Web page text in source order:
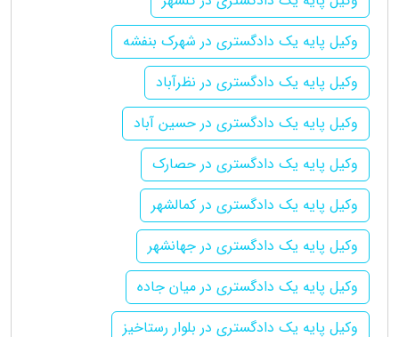
وکیل پایه یک دادگستری در شهرک بنفشه
وکیل پایه یک دادگستری در نظرآباد
وکیل پایه یک دادگستری در حسین آباد
وکیل پایه یک دادگستری در حصارک
وکیل پایه یک دادگستری در کمالشهر
وکیل پایه یک دادگستری در جهانشهر
وکیل پایه یک دادگستری در میان جاده
وکیل پایه یک دادگستری در بلوار رستاخیز